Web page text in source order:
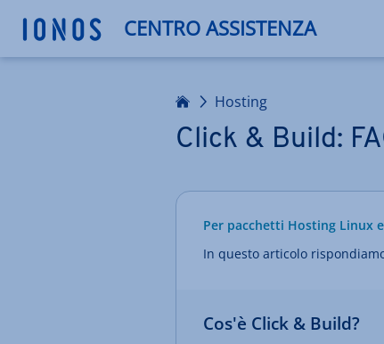
CENTRO ASSISTENZA
Homepage Hosting
Click & Build:
Per pacchetti Hosting Linux
In questo articolo
Cos'è Click & Build?